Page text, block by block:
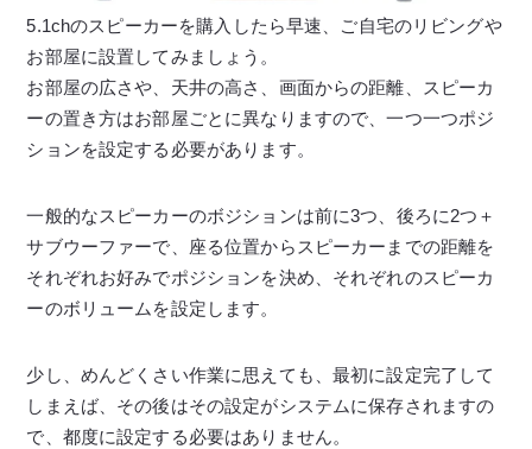
5.1chのスピーカーを購入したら早速、ご自宅のリビングや
お部屋に設置してみましょう。
お部屋の広さや、天井の高さ、画面からの距離、スピーカ
ーの置き方はお部屋ごとに異なりますので、一つ一つポジ
ションを設定する必要があります。
一般的なスピーカーのボジションは前に3つ、後ろに2つ＋
サブウーファーで、座る位置からスピーカーまでの距離を
それぞれお好みでポジションを決め、それぞれのスピーカ
ーのボリュームを設定します。
少し、めんどくさい作業に思えても、最初に設定完了して
しまえば、その後はその設定がシステムに保存されますの
で、都度に設定する必要はありません。